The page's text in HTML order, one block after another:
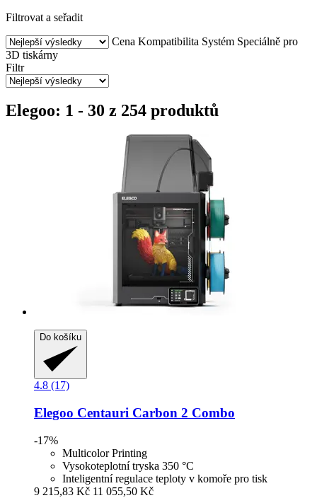
Filtrovat a seřadit
Cena Kompatibilita Systém Speciálně pro
3D tiskárny
Filtr
Elegoo: 1 - 30 z 254 produktů
Do košíku
4.8 (17)
Elegoo Centauri Carbon 2 Combo
-17%
Multicolor Printing
Vysokoteplotní tryska 350 °C
Inteligentní regulace teploty v komoře pro tisk
9 215,83 Kč 11 055,50 Kč